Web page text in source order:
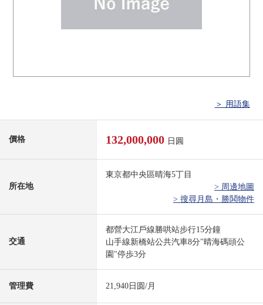
＞ 用語集
價格 132,000,000 日圓
所在地
東京都中央區晴海5丁目
> 周邊地圖
> 搜尋月島・勝鬨物件
交通
都營大江戶線勝哄站步行15分鐘
山手線新橋站公共汽車8分"晴海碼頭公
園"停歩3分
管理費 21,940日圆/月